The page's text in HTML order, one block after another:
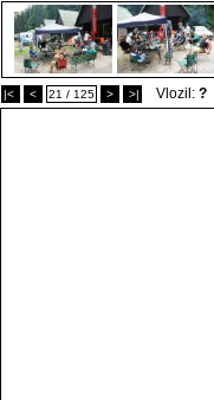
|< < 21 / 125 > >| Vlozil: ?